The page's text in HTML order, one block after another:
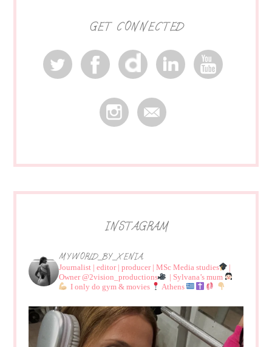
GET CONNECTED
INSTAGRAM
MYWORLD_BY_XENIA
Journalist | editor | producer | MSc Media studies
|
Owner @2vision_productions
| Sylvana’s mum
I only do gym & movies
Athens